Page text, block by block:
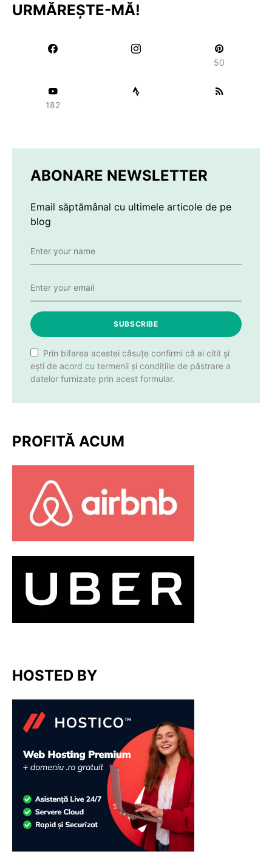
URMĂREȘTE-MĂ!
50
182
ABONARE NEWSLETTER
Email săptămânal cu ultimele articole de pe
blog
SUBSCRIBE
Prin bifarea acestei căsuțe confirmi că ai citit și
ești de acord cu termenii și condițiile de păstrare a
datelor furnizate prin acest formular.
PROFITĂ ACUM
HOSTED BY